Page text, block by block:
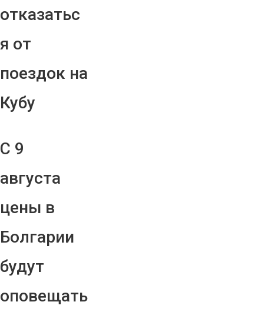
отказатьс
я от
поездок на
Кубу
С 9
августа
цены в
Болгарии
будут
оповещать